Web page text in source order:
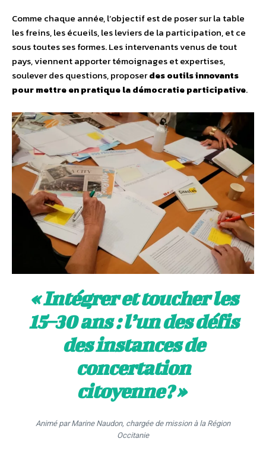
Comme chaque année, l’objectif est de poser sur la table
les freins, les écueils, les leviers de la participation, et ce
sous toutes ses formes. Les intervenants venus de tout
pays, viennent apporter témoignages et expertises,
soulever des questions, proposerdes outils innovants
pour mettre en pratique la démocratie participative.
« Intégrer et toucher les
15–30 ans : l’un des défis
des instances de
concertation
citoyenne ?»
Animé par Marine Naudon, chargée de mission à la Région
Occitanie